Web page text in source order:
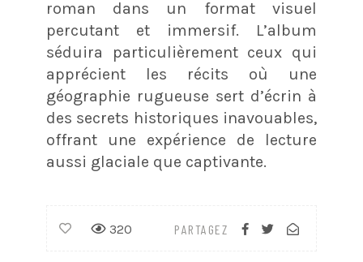
roman dans un format visuel
percutant et immersif. L’album
séduira particulièrement ceux qui
apprécient les récits où une
géographie rugueuse sert d’écrin à
des secrets historiques inavouables,
offrant une expérience de lecture
aussi glaciale que captivante.
PARTAGEZ
320